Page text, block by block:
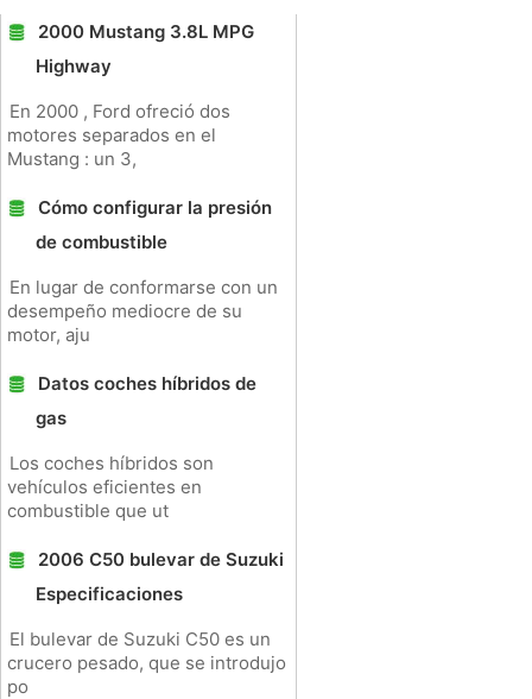
2000 Mustang 3.8L MPG
Highway
En 2000 , Ford ofreció dos
motores separados en el
Mustang : un 3,
Cómo configurar la presión
de combustible
En lugar de conformarse con un
desempeño mediocre de su
motor, aju
Datos coches híbridos de
gas
Los coches híbridos son
vehículos eficientes en
combustible que ut
2006 C50 bulevar de Suzuki
Especificaciones
El bulevar de Suzuki C50 es un
crucero pesado, que se introdujo
po